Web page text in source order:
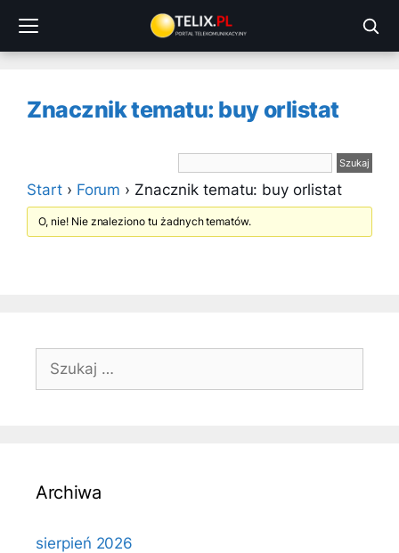
treści
Znacznik tematu: buy orlistat
Start › Forum › Znacznik tematu: buy orlistat
O, nie! Nie znaleziono tu żadnych tematów.
Szukaj:
Archiwa
sierpień 2026